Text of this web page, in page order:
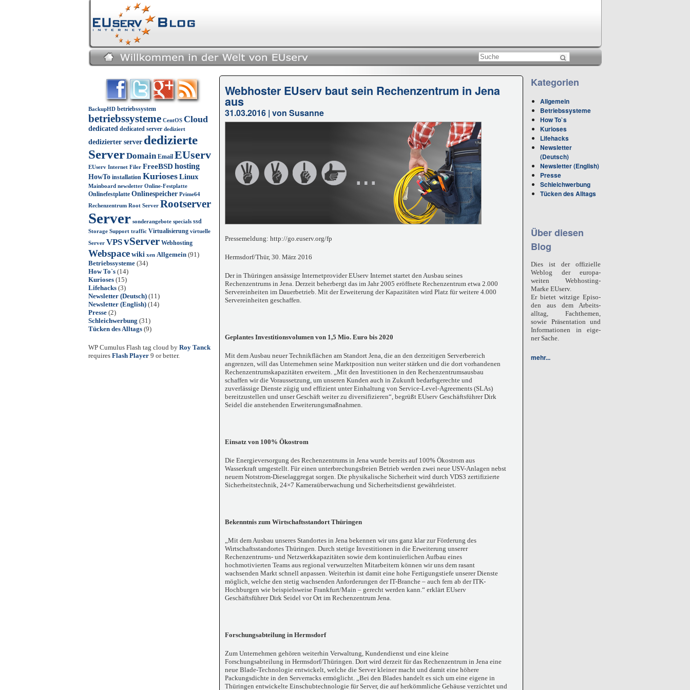
BackupHD betriebssystem
betriebssysteme CentOS Cloud
dedicated dedicated server dediziert
dedizierter server dedizierte
ServerDomain Email EUserv
EUserv Internet Filer FreeBSD hosting
HowTo installation KuriosesLinux
Mainboard newsletter Online-Festplatte
Onlinefestplatte Onlinespeicher Prime64
Rechenzentrum Root Server Rootserver
Server sonderangebote specials ssd
Storage Support traffic Virtualisierung virtuelle
Server VPSvServer Webhosting
Webspace wiki xen Allgemein (91)
Betriebssysteme (34)
How To`s (14)
Kurioses (15)
Lifehacks (3)
Newsletter (Deutsch) (11)
Newsletter (English) (14)
Presse (2)
Schleichwerbung (31)
Tücken des Alltags (9)
WP Cumulus Flash tag cloud by Roy Tanck
requires Flash Player 9 or better.
Webhoster EUserv baut sein Rechenzentrum in Jena
aus
31.03.2016 | von Susanne
Pressemeldung: http://go.euserv.org/fp
Hermsdorf/Thür, 30. März 2016
Der in Thüringen ansässige Internetprovider EUserv Internet startet den Ausbau seines
Rechenzentrums in Jena. Derzeit beherbergt das im Jahr 2005 eröffnete Rechenzentrum etwa 2.000
Servereinheiten im Dauerbetrieb. Mit der Erweiterung der Kapazitäten wird Platz für weitere 4.000
Servereinheiten geschaffen.
Geplantes Investitionsvolumen von 1,5 Mio. Euro bis 2020
Mit dem Ausbau neuer Technikflächen am Standort Jena, die an den derzeitigen Serverbereich
angrenzen, will das Unternehmen seine Marktposition nun weiter stärken und die dort vorhandenen
Rechenzentrumskapazitäten erweitern. „Mit den Investitionen in den Rechenzentrumsausbau
schaffen wir die Voraussetzung, um unseren Kunden auch in Zukunft bedarfsgerechte und
zuverlässige Dienste zügig und effizient unter Einhaltung von Service-Level-Agreements (SLAs)
bereitzustellen und unser Geschäft weiter zu diversifizieren“, begrüßt EUserv Geschäftsführer Dirk
Seidel die anstehenden Erweiterungsmaßnahmen.
Einsatz von 100% Ökostrom
Die Energieversorgung des Rechenzentrums in Jena wurde bereits auf 100% Ökostrom aus
Wasserkraft umgestellt. Für einen unterbrechungsfreien Betrieb werden zwei neue USV-Anlagen nebst
neuem Notstrom-Dieselaggregat sorgen. Die physikalische Sicherheit wird durch VDS3 zertifizierte
Sicherheitstechnik, 24×7 Kameraüberwachung und Sicherheitsdienst gewährleistet.
Bekenntnis zum Wirtschaftsstandort Thüringen
„Mit dem Ausbau unseres Standortes in Jena bekennen wir uns ganz klar zur Förderung des
Wirtschaftsstandortes Thüringen. Durch stetige Investitionen in die Erweiterung unserer
Rechenzentrums- und Netzwerkkapazitäten sowie dem kontinuierlichen Aufbau eines
hochmotivierten Teams aus regional verwurzelten Mitarbeitern können wir uns dem rasant
wachsenden Markt schnell anpassen. Weiterhin ist damit eine hohe Fertigungstiefe unserer Dienste
möglich, welche den stetig wachsenden Anforderungen der IT-Branche – auch fern ab der ITK-
Hochburgen wie beispielsweise Frankfurt/Main – gerecht werden kann.“ erklärt EUserv
Geschäftsführer Dirk Seidel vor Ort im Rechenzentrum Jena.
Forschungsabteilung in Hermsdorf
Zum Unternehmen gehören weiterhin Verwaltung, Kundendienst und eine kleine
Forschungsabteilung in Hermsdorf/Thüringen. Dort wird derzeit für das Rechenzentrum in Jena eine
neue Blade-Technologie entwickelt, welche die Server kleiner macht und damit eine höhere
Packungsdichte in den Serverracks ermöglicht. „Bei den Blades handelt es sich um eine eigene in
Thüringen entwickelte Einschubtechnologie für Server, die auf herkömmliche Gehäuse verzichtet und
Kategorien
Allgemein
Betriebssysteme
How To`s
Kurioses
Lifehacks
Newsletter
(Deutsch)
Newsletter (English)
Presse
Schleichwerbung
Tücken des Alltags
Über diesen
Blog
Dies ist der offizielle
Weblog der europa-
weiten Webhosting-
Marke EUserv.
Er bietet witzige Episo-
den aus dem Arbeits-
alltag, Fachthemen,
sowie Präsentation und
Informationen in eige-
ner Sache.
mehr...